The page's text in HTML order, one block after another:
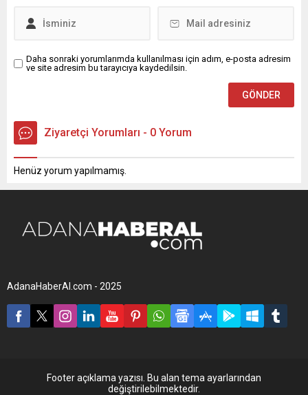
Daha sonraki yorumlarımda kullanılması için adım, e-posta adresim
ve site adresim bu tarayıcıya kaydedilsin.
Ziyaretçi Yorumları - 0 Yorum
Henüz yorum yapılmamış.
AdanaHaberAl.com - 2025
Footer açıklama yazısı. Bu alan tema ayarlarından
değiştirilebilmektedir.